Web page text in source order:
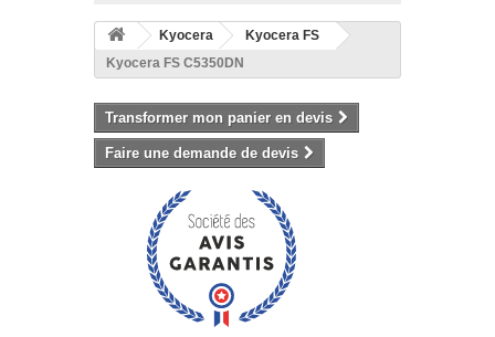
Kyocera
Kyocera FS
Kyocera FS C5350DN
Transformer mon panier en devis
Faire une demande de devis